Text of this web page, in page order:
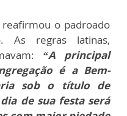
reafirmou o padroado
As regras latinas,
“A principal
é a Bem-
sob o título de
de sua festa será